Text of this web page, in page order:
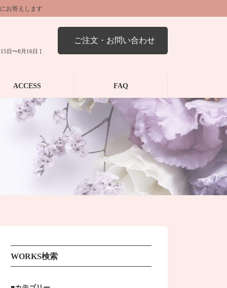
お答えします
日〜8月16日 ]
ご注文・お問い合わせ
ACCESS FAQ
WORKS検索